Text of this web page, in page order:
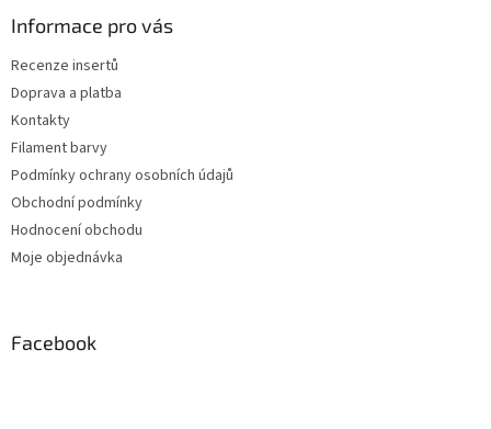
Informace pro vás
Recenze insertů
Doprava a platba
Kontakty
Filament barvy
Podmínky ochrany osobních údajů
Obchodní podmínky
Hodnocení obchodu
Moje objednávka
Facebook